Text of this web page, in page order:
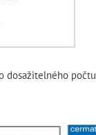
dosažitelného počtu